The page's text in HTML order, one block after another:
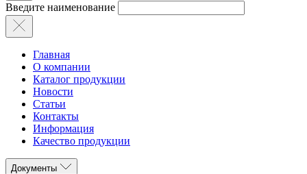
Введите наименование
Главная
О компании
Каталог продукции
Новости
Статьи
Контакты
Информация
Качество продукции
Документы